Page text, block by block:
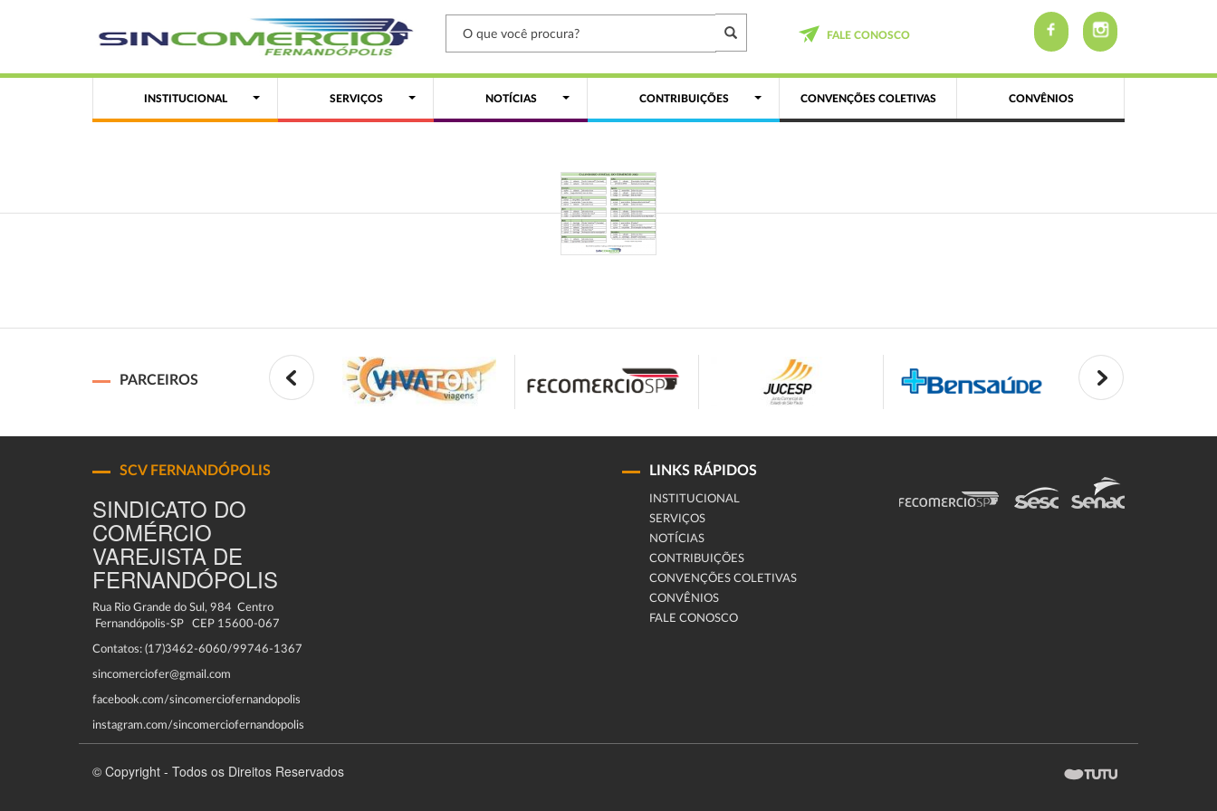
FALE CONOSCO
INSTITUCIONAL SERVIÇOS NOTÍCIAS CONTRIBUIÇÕES CONVENÇÕES COLETIVAS CONVÊNIOS
PARCEIROS
SCV FERNANDÓPOLIS
SINDICATO DO
COMÉRCIO
VAREJISTA DE
FERNANDÓPOLIS
Rua Rio Grande do Sul, 984 Centro
Fernandópolis-SP CEP 15600-067
Contatos: (17)3462-6060/99746-1367
sincomerciofer@gmail.com
facebook.com/sincomerciofernandopolis
instagram.com/sincomerciofernandopolis
LINKS RÁPIDOS
INSTITUCIONAL
SERVIÇOS
NOTÍCIAS
CONTRIBUIÇÕES
CONVENÇÕES COLETIVAS
CONVÊNIOS
FALE CONOSCO
© Copyright - Todos os Direitos Reservados